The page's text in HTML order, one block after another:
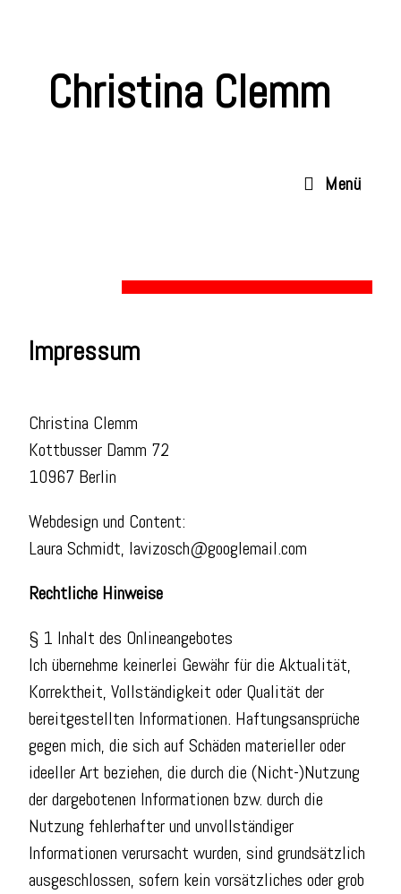
Christina Clemm
Menü
Impressum
Christina Clemm
Kottbusser Damm 72
10967 Berlin
Webdesign und Content:
Laura Schmidt, lavizosch@googlemail.com
Rechtliche Hinweise
§ 1 Inhalt des Onlineangebotes
Ich übernehme keinerlei Gewähr für die Aktualität,
Korrektheit, Vollständigkeit oder Qualität der
bereitgestellten Informationen. Haftungsansprüche
gegen mich, die sich auf Schäden materieller oder
ideeller Art beziehen, die durch die (Nicht-)Nutzung
der dargebotenen Informationen bzw. durch die
Nutzung fehlerhafter und unvollständiger
Informationen verursacht wurden, sind grundsätzlich
ausgeschlossen, sofern kein vorsätzliches oder grob